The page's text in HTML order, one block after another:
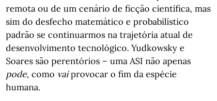
remota ou de um cenário de ficção científica, mas
sim do desfecho matemático e probabilístico
padrão se continuarmos na trajetória atual de
desenvolvimento tecnológico. Yudkowsky e
Soares são perentórios – uma ASI não apenas
pode, como vaiprovocar o fim da espécie
humana.